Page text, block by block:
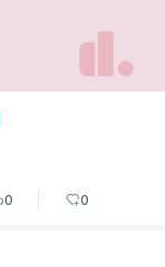
0 0